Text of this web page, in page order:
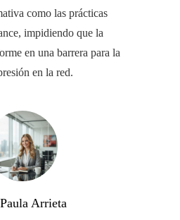
como las prácticas
impidiendo que la
en una barrera para la
en la red.
Arrieta